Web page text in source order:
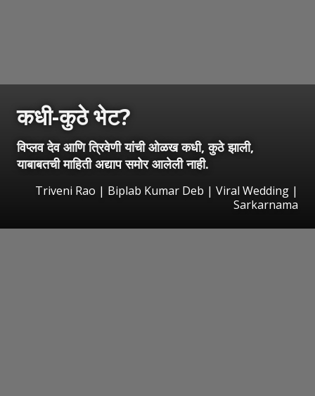
कधी-कुठे भेट?
विप्लव देव आणि त्रिवेणी यांची ओळख कधी, कुठे झाली,
याबाबतची माहिती अद्याप समोर आलेली नाही.
Triveni Rao | Biplab Kumar Deb | Viral Wedding |
Sarkarnama